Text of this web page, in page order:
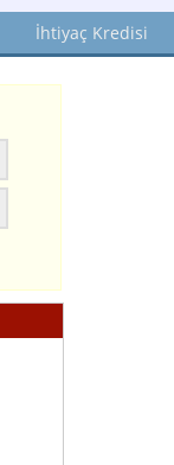
İhtiyaç Kredisi